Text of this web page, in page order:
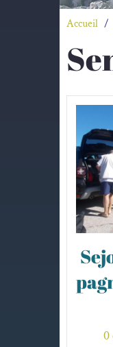
Accueil
0